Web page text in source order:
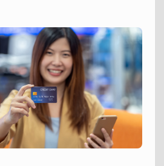
trình vận hành.